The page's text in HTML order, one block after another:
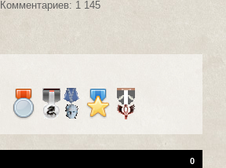
Комментариев: 1 145
0